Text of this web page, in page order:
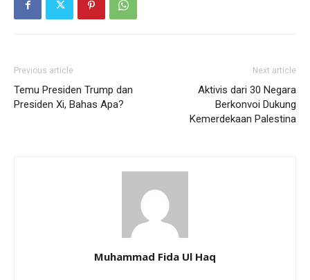
Previous article
Temu Presiden Trump dan
Presiden Xi, Bahas Apa?
Next article
Aktivis dari 30 Negara
Berkonvoi Dukung
Kemerdekaan Palestina
Muhammad Fida Ul Haq